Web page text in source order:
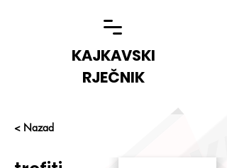
KAJKAVSKI
RJEČNIK
< Nazad